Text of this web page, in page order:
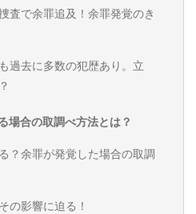
査で余罪追及！余罪発覚のき
過去に多数の犯歴あり。立
場合の取調べ方法とは？
？余罪が発覚した場合の取調
の影響に迫る！